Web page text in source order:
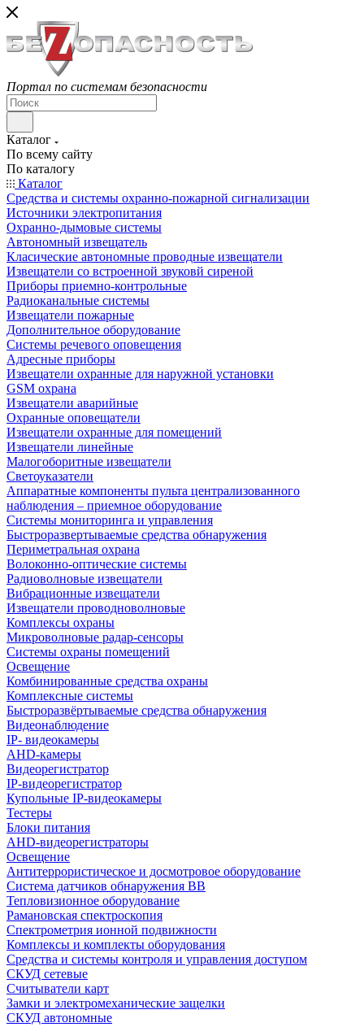
Портал по системам безопасности
Каталог
По всему сайту
По каталогу
Каталог
Средства и системы охранно-пожарной сигнализации
Источники электропитания
Охранно-дымовые системы
Автономный извещатель
Класические автономные проводные извещатели
Извещатели со встроенной звуковй сиреной
Приборы приемно-контрольные
Радиоканальные системы
Извещатели пожарные
Дополнительное оборудование
Системы речевого оповещения
Адресные приборы
Извещатели охранные для наружной установки
GSM охрана
Извещатели аварийные
Охранные оповещатели
Извещатели охранные для помещений
Извещатели линейные
Малогоборитные извещатели
Светоуказатели
Аппаратные компоненты пульта централизованного
наблюдения – приемное оборудование
Системы мониторинга и управления
Быстроразвертываемые средства обнаружения
Периметральная охрана
Волоконно-оптические системы
Радиоволновые извещатели
Вибрационные извещатели
Извещатели проводноволновые
Комплексы охраны
Микроволновые радар-сенсоры
Системы охраны помещений
Освещение
Комбинированные средства охраны
Комплексные системы
Быстроразвёртываемые средства обнаружения
Видеонаблюдение
IP- видеокамеры
AHD-камеры
Видеорегистратор
IP-видеорегистратор
Купольные IP-видеокамеры
Тестеры
Блоки питания
AHD-видеорегистраторы
Освещение
Антитеррористическое и досмотровое оборудование
Cистема датчиков обнаружения ВВ
Тепловизионное оборудование
Рамановская спектроскопия
Спектрометрия ионной подвижности
Комплексы и комплекты оборудования
Средства и системы контроля и управления доступом
СКУД сетевые
Считыватели карт
Замки и электромеханические защелки
СКУД автономные